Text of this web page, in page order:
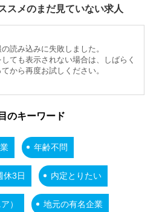
スメのまだ見ていない求人
読み込みに失敗しました。
ても表示されない場合は、しばらく
から再度お試しください。
のキーワード
年齢不問
休3日 内定とりたい
） 地元の有名企業